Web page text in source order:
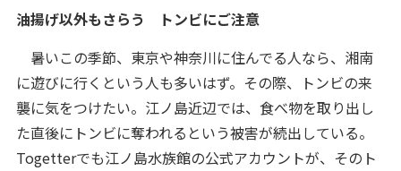
油揚げ以外もさらう トンビにご注意
暑いこの季節、東京や神奈川に住んでる人なら、湘南
に遊びに行くという人も多いはず。その際、トンビの来
襲に気をつけたい。江ノ島近辺では、食べ物を取り出し
た直後にトンビに奪われるという被害が続出している。
Togetterでも江ノ島水族館の公式アカウントが、そのト